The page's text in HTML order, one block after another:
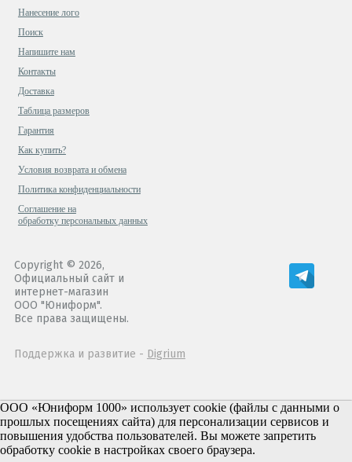
Нанесение лого
Поиск
Напишите нам
Контакты
Доставка
Таблица размеров
Гарантия
Как купить?
Условия возврата и обмена
Политика конфиденциальности
Cоглашение на
обработку персональных данных
Copyright © 2026,
Официальный сайт и
интернет-магазин
ООО "Юниформ".
Все права защищены.
Поддержка и развитие - Digrium
ООО «Юниформ 1000» использует cookie (файлы с данными о
прошлых посещениях сайта) для персонализации сервисов и
повышения удобства пользователей. Вы можете запретить
обработку cookie в настройках своего браузера.